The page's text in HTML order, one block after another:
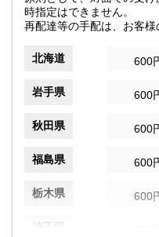
時指定はできません。
再配達等の手配は、お客様
北海道 600
岩手県 600
秋田県 600
福島県 600
栃木県 600
埼玉県